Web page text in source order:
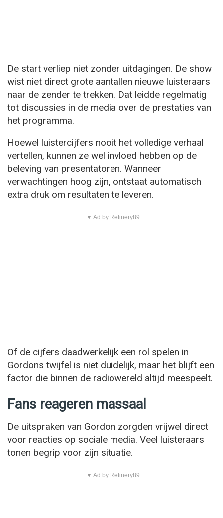
De start verliep niet zonder uitdagingen. De show
wist niet direct grote aantallen nieuwe luisteraars
naar de zender te trekken. Dat leidde regelmatig
tot discussies in de media over de prestaties van
het programma.
Hoewel luistercijfers nooit het volledige verhaal
vertellen, kunnen ze wel invloed hebben op de
beleving van presentatoren. Wanneer
verwachtingen hoog zijn, ontstaat automatisch
extra druk om resultaten te leveren.
▼ Ad by Refinery89
Of de cijfers daadwerkelijk een rol spelen in
Gordons twijfel is niet duidelijk, maar het blijft een
factor die binnen de radiowereld altijd meespeelt.
Fans reageren massaal
De uitspraken van Gordon zorgden vrijwel direct
voor reacties op sociale media. Veel luisteraars
tonen begrip voor zijn situatie.
▼ Ad by Refinery89